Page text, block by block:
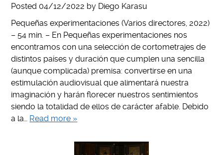
Posted 04/12/2022 by Diego Karasu
Pequeñas experimentaciones (Varios directores, 2022)
– 54 min. – En Pequeñas experimentaciones nos
encontramos con una selección de cortometrajes de
distintos países y duración que cumplen una sencilla
(aunque complicada) premisa: convertirse en una
estimulación audiovisual que alimentará nuestra
imaginación y harán florecer nuestros sentimientos
siendo la totalidad de ellos de carácter afable. Debido
a la… Read more »